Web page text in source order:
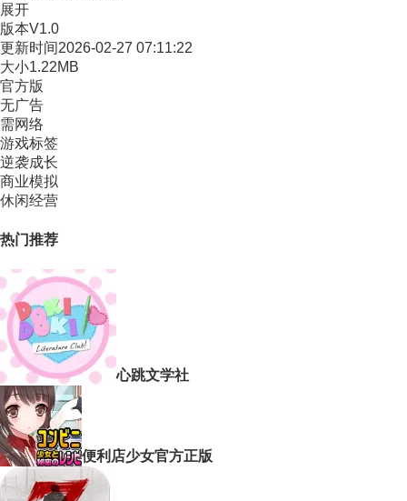
展开
版本V1.0
更新时间2026-02-27 07:11:22
大小1.22MB
官方版
无广告
需网络
游戏标签
逆袭成长
商业模拟
休闲经营
热门推荐
心跳文学社
便利店少女官方正版